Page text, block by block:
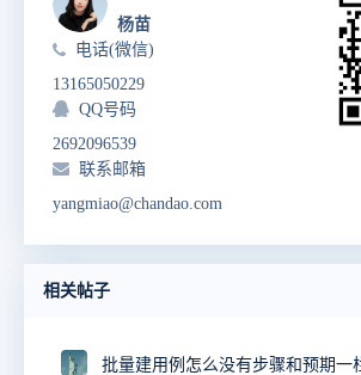
杨苗
电话(微信)
13165050229
QQ号码
2692096539
联系邮箱
yangmiao@chandao.com
相关帖子
批量建用例怎么没有步骤和预期一